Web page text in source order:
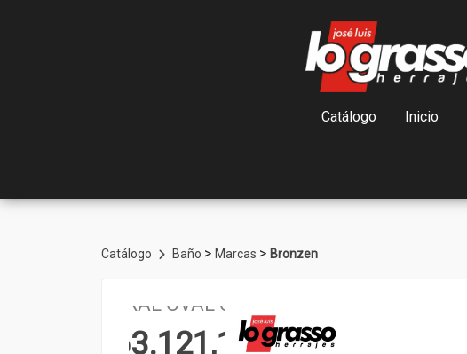
Catálogo Inicio
Catálogo Baño > Marcas > Bronzen